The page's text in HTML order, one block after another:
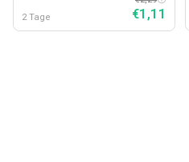
2 Tage €1,11